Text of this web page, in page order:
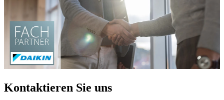
Kontaktieren Sie uns